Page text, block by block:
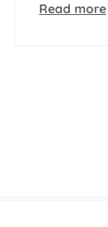
Read more